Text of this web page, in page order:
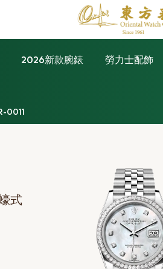
2026新款腕錶 勞力士配飾
0011
式